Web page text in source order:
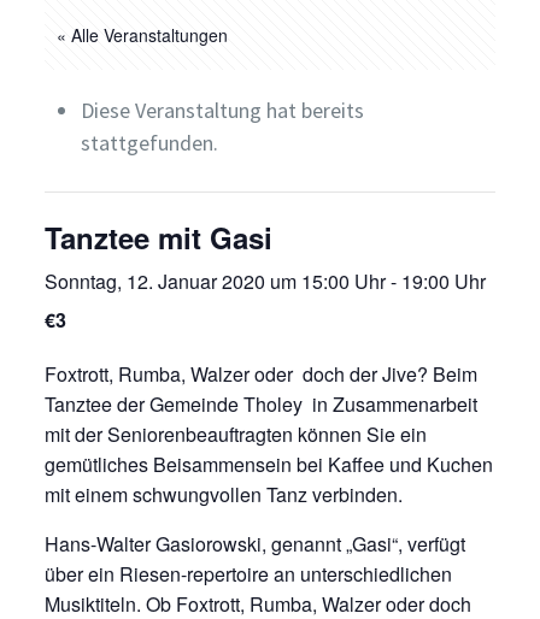
« Alle Veranstaltungen
Diese Veranstaltung hat bereits
stattgefunden.
Tanztee mit Gasi
Sonntag, 12. Januar 2020 um 15:00 Uhr- 19:00 Uhr
€3
Foxtrott, Rumba, Walzer oder doch der Jive? Beim
Tanztee der Gemeinde Tholey in Zusammenarbeit
mit der Seniorenbeauftragten können Sie ein
gemütliches Beisammensein bei Kaffee und Kuchen
mit einem schwungvollen Tanz verbinden.
Hans-Walter Gasiorowski, genannt „Gasi“, verfügt
über ein Riesen-repertoire an unterschiedlichen
Musiktiteln. Ob Foxtrott, Rumba, Walzer oder doch